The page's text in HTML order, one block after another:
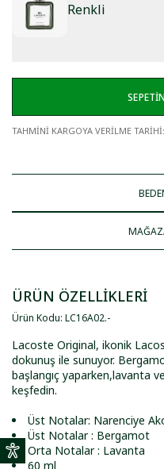
Renkli
TAHMİNİ KARGOYA VERİLME TARİHİ:
ÜRÜN ÖZELLİKLERİ
Ürün Kodu: LC16A02.-
Lacoste Original, ikonik
dokunuş ile sunuyor.
başlangıç yaparken,lavanta
keşfedin.
Üst Notalar: Narenciye
Üst Notalar : Bergamot
Orta Notalar : Lavanta
60 ml